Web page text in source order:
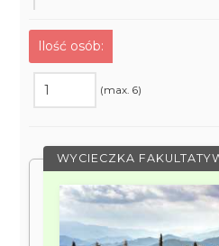
Ilość osób:
(max. 6)
WYCIECZKA